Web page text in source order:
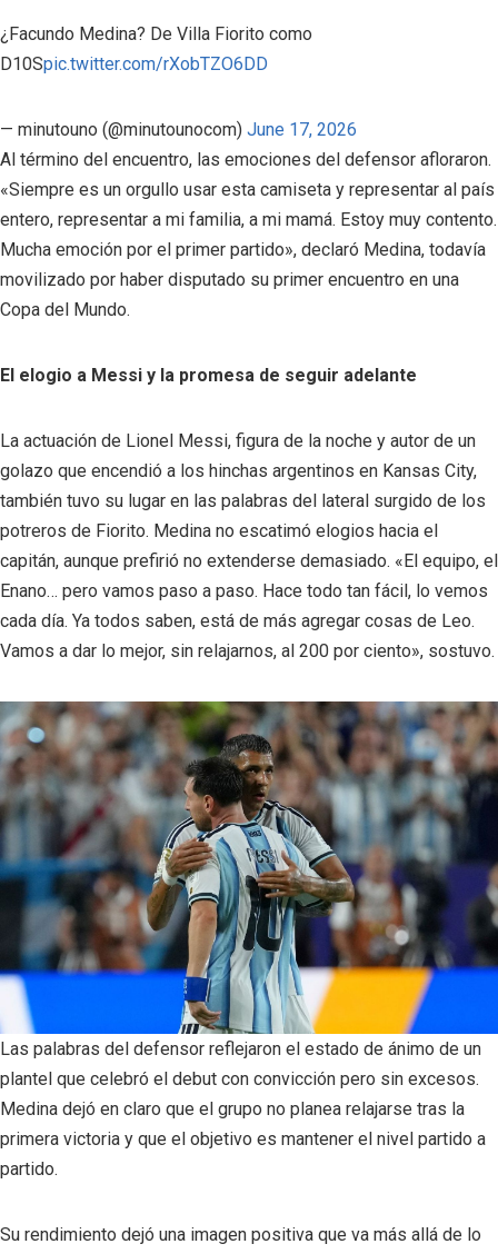
¿Facundo Medina? De Villa Fiorito como
D10Spic.twitter.com/rXobTZO6DD
— minutouno (@minutounocom) June 17, 2026
Al término del encuentro, las emociones del defensor afloraron.
«Siempre es un orgullo usar esta camiseta y representar al país
entero, representar a mi familia, a mi mamá. Estoy muy contento.
Mucha emoción por el primer partido», declaró Medina, todavía
movilizado por haber disputado su primer encuentro en una
Copa del Mundo.
El elogio a Messi y la promesa de seguir adelante
La actuación de Lionel Messi, figura de la noche y autor de un
golazo que encendió a los hinchas argentinos en Kansas City,
también tuvo su lugar en las palabras del lateral surgido de los
potreros de Fiorito. Medina no escatimó elogios hacia el
capitán, aunque prefirió no extenderse demasiado. «El equipo, el
Enano… pero vamos paso a paso. Hace todo tan fácil, lo vemos
cada día. Ya todos saben, está de más agregar cosas de Leo.
Vamos a dar lo mejor, sin relajarnos, al 200 por ciento», sostuvo.
Las palabras del defensor reflejaron el estado de ánimo de un
plantel que celebró el debut con convicción pero sin excesos.
Medina dejó en claro que el grupo no planea relajarse tras la
primera victoria y que el objetivo es mantener el nivel partido a
partido.
Su rendimiento dejó una imagen positiva que va más allá de lo